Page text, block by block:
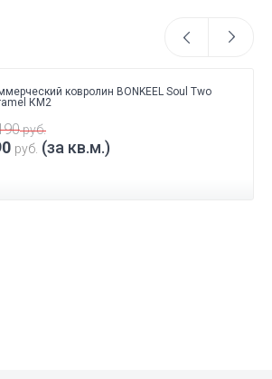
ковролин BONKEEL Soul Two
КМ2
руб.
руб. (за кв.м.)